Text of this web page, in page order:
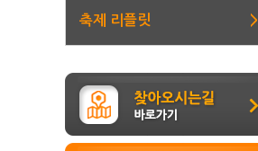
축제 리플릿 >